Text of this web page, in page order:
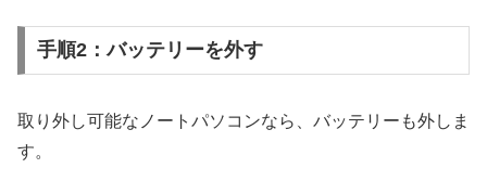
手順2：バッテリーを外す
取り外し可能なノートパソコンなら、バッテリーも外しま
す。